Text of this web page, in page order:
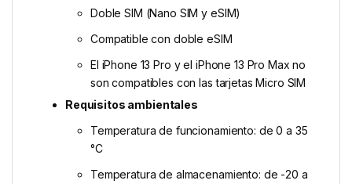
Doble SIM (Nano SIM y eSIM)
Compatible con doble eSIM
El iPhone 13 Pro y el iPhone 13 Pro Max no
son compatibles con las tarjetas Micro SIM
Requisitos ambientales
Temperatura de funcionamiento: de 0 a 35
°C
Temperatura de almacena­miento: de -20 a